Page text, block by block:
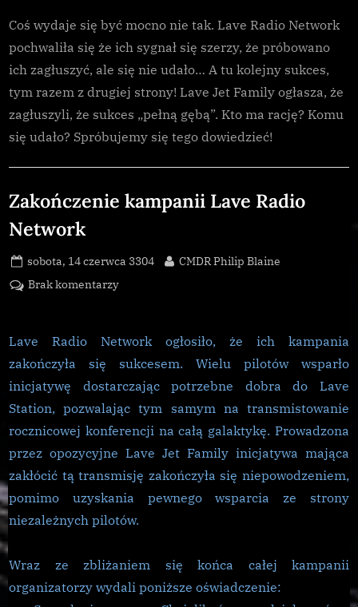
Coś wydaje się być mocno nie tak. Lave Radio Network
pochwaliła się że ich sygnał się szerzy, że próbowano
ich zagłuszyć, ale się nie udało… A tu kolejny sukces,
tym razem z drugiej strony! Lave Jet Family ogłasza, że
zagłuszyli, że sukces „pełną gębą”. Kto ma rację? Komu
się udało? Spróbujemy się tego dowiedzieć!
,
Galnet
Zakończenie kampanii Lave Radio
Network
Posted
on
sobota, 14 czerwca 3304 By
CMDR Philip Blaine
Brak komentarzydo
Lave
Radio
Lave Radio Network ogłosiło, że ich kampania
zakończyła się sukcesem. Wielu pilotów wsparło
inicjatywę dostarczając potrzebne dobra do Lave
Station, pozwalając tym samym na transmistowanie
rocznicowej konferencji na całą galaktykę. Prowadzona
przez opozycyjne Lave Jet Family inicjatywa mająca
zakłócić tą transmisję zakończyła się niepowodzeniem,
pomimo uzyskania pewnego wsparcia ze strony
niezależnych pilotów.
Wraz ze zbliżaniem się końca całej kampanii
organizatorzy wydali poniższe oświadczenie: